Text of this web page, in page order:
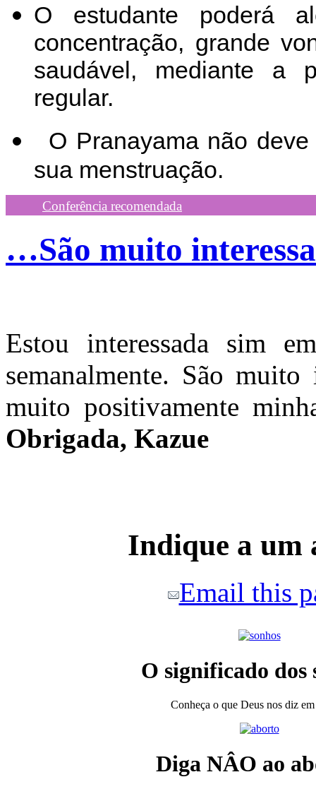
O estudante poderá
concentração, grande
saudável, mediante a
regular.
O Pranayama não
sua menstruação.
Conferência recomendada
…São muito
Estou interessada sim
semanalmente. São muito
muito positivamente
Obrigada, Kazue
Indique a um
Email this
O significado dos
Conheça o que Deus nos diz
Diga NÂO ao